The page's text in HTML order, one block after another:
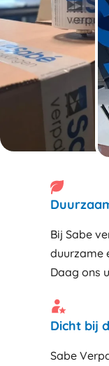
Bij Sabe
duurzame
Daag ons
Dicht bij
Sabe